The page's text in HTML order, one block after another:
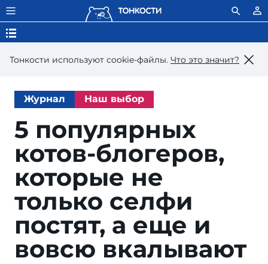
Тонкости используют сookie-файлы. Что это значит?
Журнал Наш выбор
5 популярных
котов-блогеров,
которые не
только селфи
постят, а еще и
вовсю вкалывают